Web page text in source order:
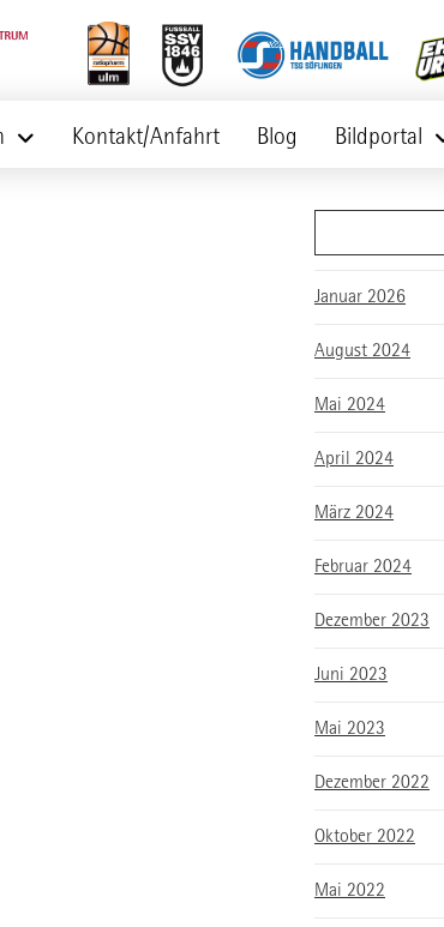
Kontakt/Anfahrt Blog Bildportal
Januar 2026
August 2024
Mai 2024
April 2024
März 2024
Februar 2024
Dezember 2023
Juni 2023
Mai 2023
Dezember 2022
Oktober 2022
Mai 2022